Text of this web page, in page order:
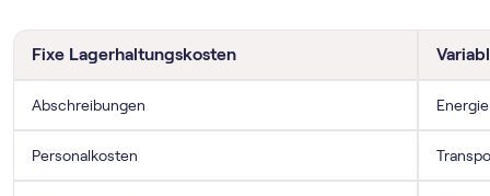
Fixe Lagerhaltungskosten
Abschreibungen
Personalkosten